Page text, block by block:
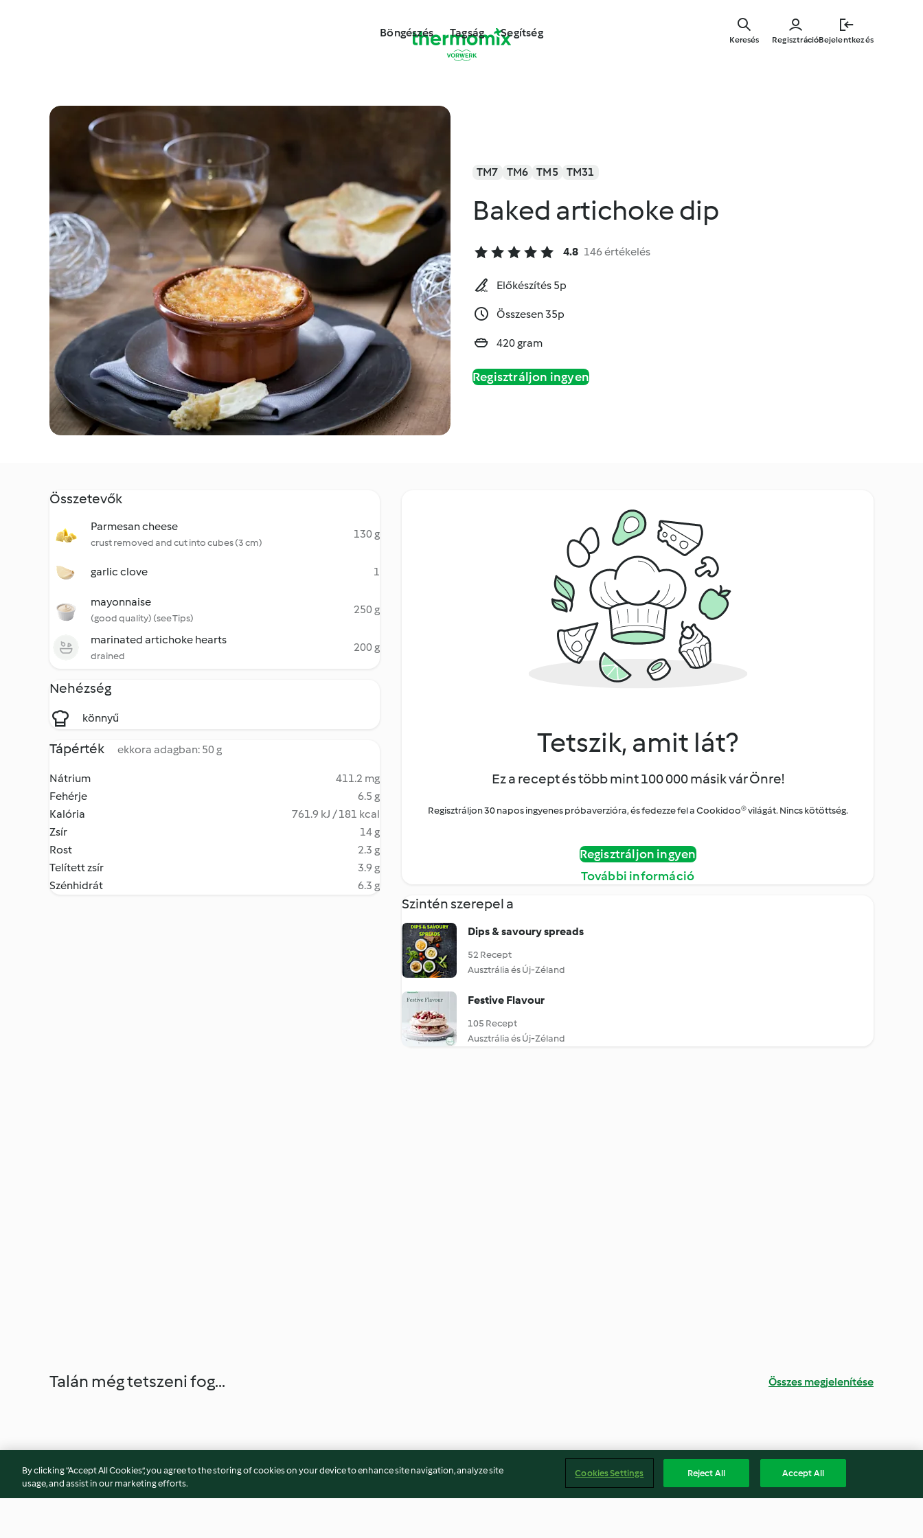
fő
Böngészés Tagság Segítség
RegisztrációBejelentkezés
Keresés
TM7 TM6 TM5 TM31
Baked artichoke dip
4.8 146 értékelés
Előkészítés 5p
Összesen 35p
420 gram
Regisztráljon ingyen
Összetevők
Parmesan cheese
crust removed and cut into cubes (3 cm)
130 g
garlic clove 1
mayonnaise
(good quality) (see Tips)
250 g
marinated artichoke hearts
drained
200 g
Nehézség
könnyű
Tápérték ekkora adagban: 50 g
Nátrium
411.2 mg
Fehérje
6.5 g
Kalória
761.9 kJ / 181 kcal
Zsír
14 g
Rost
2.3 g
Telített zsír
3.9 g
Szénhidrát
6.3 g
Tetszik, amit lát?
Ez a recept és több mint 100 000 másik vár Önre!
Regisztráljon 30 napos ingyenes próbaverzióra, és fedezze fel a Cookidoo® világát. Nincs kötöttség.
Regisztráljon ingyen
További információ
Szintén szerepel a
Dips & savoury spreads
52 Recept
Ausztrália és Új-Zéland
Festive Flavour
105 Recept
Ausztrália és Új-Zéland
Talán még tetszeni fog... Összes megjelenítése
By clicking “Accept All Cookies”, you agree to the storing of cookies on your device to enhance site navigation, analyze site
usage, and assist in our marketing efforts.
Cookies Settings Reject All Accept All